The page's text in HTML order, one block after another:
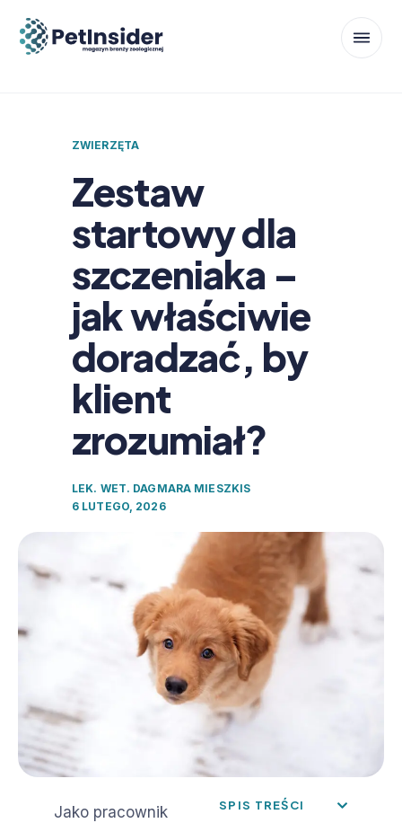
ZWIERZĘTA
Zestaw
startowy dla
szczeniaka –
jak właściwie
doradzać, by
klient
zrozumiał?
LEK. WET. DAGMARA MIESZKIS
6 LUTEGO, 2026
Jako pracownik
SPIS TREŚCI